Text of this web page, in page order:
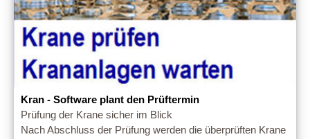
Kran - Software plant den Prüftermin
Prüfung der Krane sicher im Blick
Nach Abschluss der Prüfung werden die überprüften Krane